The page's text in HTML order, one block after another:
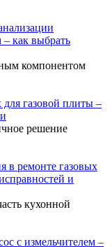
– как выбрать
компонентом
для газовой плиты –
решение
в ремонте газовых
и
кухонной
с измельчителем –